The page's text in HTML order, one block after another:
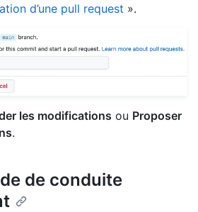
d’une pull request ».
les modifications ou Proposer
.
de conduite